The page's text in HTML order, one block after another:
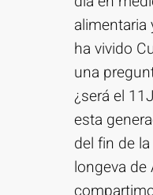
alimentaria
ha vivido
una
¿será el
esta
del fin de
longeva de